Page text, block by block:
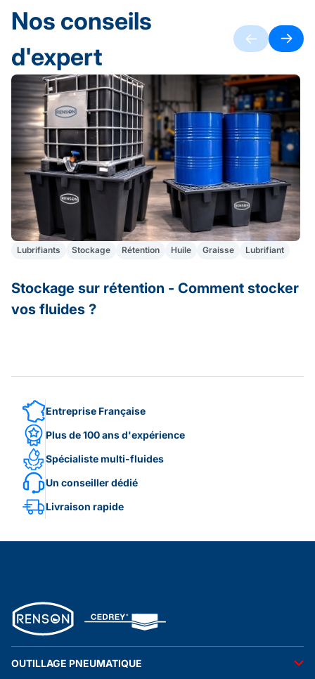
Nos conseils
d'expert
Lubrifiants Stockage Rétention Huile Graisse Lubrifiant
Stockage sur rétention - Comment stocker
vos fluides ?
Entreprise Française
Plus de 100 ans d'expérience
Spécialiste multi-fluides
Un conseiller dédié
Livraison rapide
OUTILLAGE PNEUMATIQUE